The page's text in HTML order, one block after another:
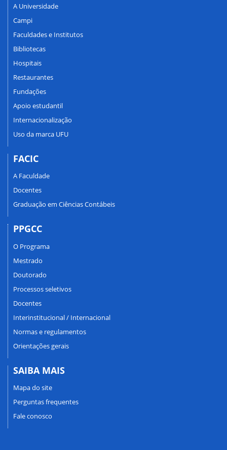
A Universidade
Campi
Faculdades e Institutos
Bibliotecas
Hospitais
Restaurantes
Fundações
Apoio estudantil
Internacionalização
Uso da marca UFU
FACIC
A Faculdade
Docentes
Graduação em Ciências Contábeis
PPGCC
O Programa
Mestrado
Doutorado
Processos seletivos
Docentes
Interinstitucional / Internacional
Normas e regulamentos
Orientações gerais
SAIBA MAIS
Mapa do site
Perguntas frequentes
Fale conosco